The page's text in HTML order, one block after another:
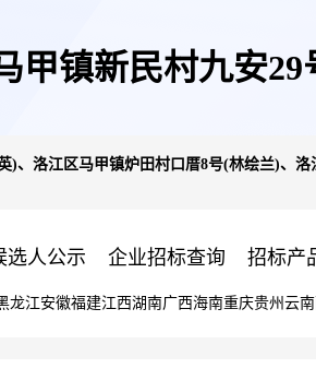
镇新民村九安
、洛江区马甲镇炉田村口厝8号(林绘兰)、
选人公示 企业招标查询 招标产
龙江安徽福建江西湖南广西海南重庆贵州 云南